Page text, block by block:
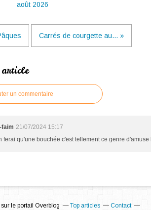
août 2026
Carrés de courgette au... »
article
un commentaire
faim 21/07/2024 15:17
ferai qu'une bouchée c'est tellement ce genre
le portail Overblog Top articles
Contact